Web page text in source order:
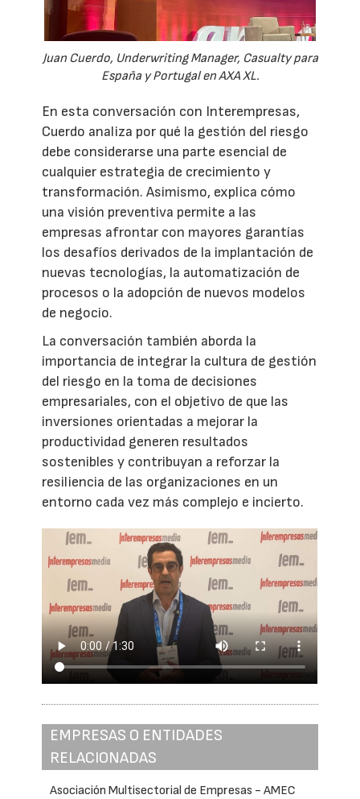
Juan Cuerdo, Underwriting Manager, Casualty para
España y Portugal en AXA XL.
En esta conversación con Interempresas,
Cuerdo analiza por qué la gestión del riesgo
debe considerarse una parte esencial de
cualquier estrategia de crecimiento y
transformación. Asimismo, explica cómo
una visión preventiva permite a las
empresas afrontar con mayores garantías
los desafíos derivados de la implantación de
nuevas tecnologías, la automatización de
procesos o la adopción de nuevos modelos
de negocio.
La conversación también aborda la
importancia de integrar la cultura de gestión
del riesgo en la toma de decisiones
empresariales, con el objetivo de que las
inversiones orientadas a mejorar la
productividad generen resultados
sostenibles y contribuyan a reforzar la
resiliencia de las organizaciones en un
entorno cada vez más complejo e incierto.
EMPRESAS O ENTIDADES
RELACIONADAS
Asociación Multisectorial de Empresas - AMEC